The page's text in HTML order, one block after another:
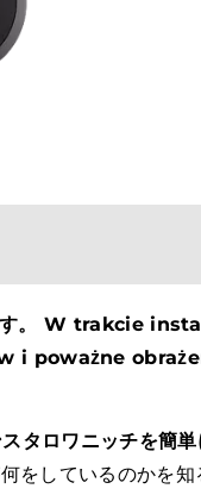
す。 W trakcie
poważne
タロワニッチを簡
しているのかを知